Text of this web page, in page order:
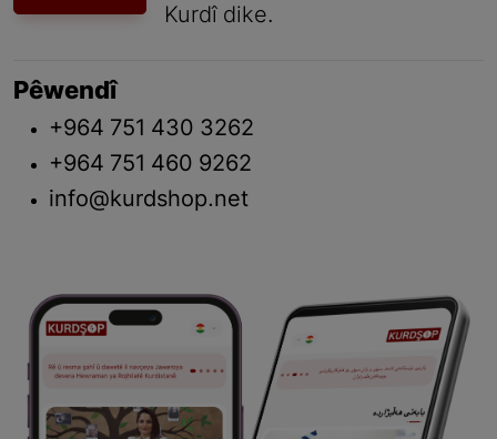
Kurdî dike.
Pêwendî
+964 751 430 3262
+964 751 460 9262
info@kurdshop.net